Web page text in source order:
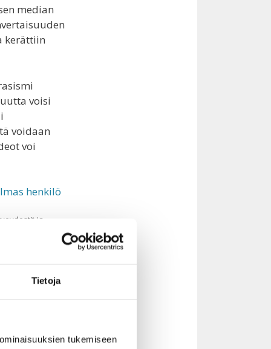
Tietoja
tukemiseen
median
kerättiin
voisi
voidaan
voi
ja
joista
ja